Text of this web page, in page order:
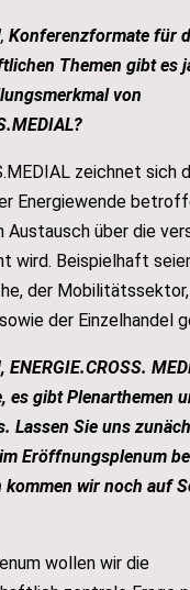
, Konferenzformate für
Themen gibt es
von
zeichnet sich
Energiewende
Austausch über die
wird. Beispielhaft
der
der Einzelhandel
ENERGIE.CROSS.
es gibt Plenarthemen
Lassen Sie uns
Eröffnungsplenum
kommen wir noch auf
wollen wir die